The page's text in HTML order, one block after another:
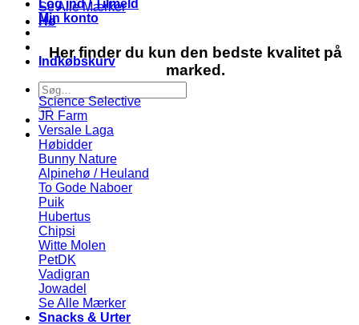
Log ind / Tilmeld
Min konto
Indkøbskurv
Søg
efter:
Se Alle Mærker
Hø
Her finder du kun den bedste kvalitet på
marked.
Science Selective
JR Farm
Versale Laga
Høbidder
Bunny Nature
Alpinehø / Heuland
To Gode Naboer
Puik
Hubertus
Chipsi
Witte Molen
PetDK
Vadigran
Jowadel
Se Alle Mærker
Snacks & Urter